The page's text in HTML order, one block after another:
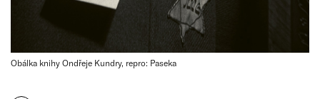
Obálka knihy Ondřeje Kundry, repro: Paseka